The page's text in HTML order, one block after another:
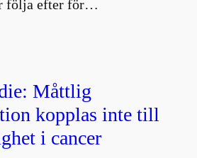
följa efter för…
Måttlig
kopplas inte till
i cancer